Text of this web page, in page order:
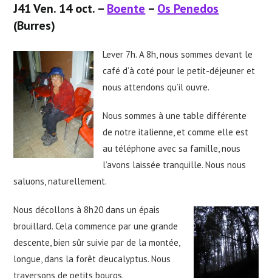
J41 Ven. 14 oct. – Boente – Os Penedos
(Burres)
Lever 7h. A 8h, nous sommes devant le
café d’à coté pour le petit-déjeuner et
nous attendons qu’il ouvre.
Nous sommes à une table différente
de notre italienne, et comme elle est
au téléphone avec sa famille, nous
l’avons laissée tranquille. Nous nous
saluons, naturellement.
Nous décollons à 8h20 dans un épais
brouillard. Cela commence par une grande
descente, bien sûr suivie par de la montée,
longue, dans la forêt d’eucalyptus. Nous
traversons de petits bourgs.